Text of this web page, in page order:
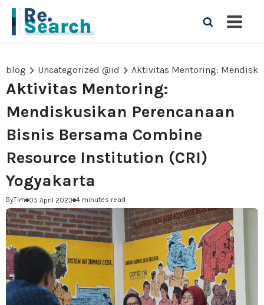
blog Uncategorized @id
Aktivitas Mentoring:
Mendiskusikan Perencanaan
Bisnis Bersama Combine
Resource Institution (CRI)
Yogyakarta
ByTim 05 April 2023 4 minutes read